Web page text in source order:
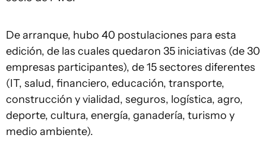
De arranque, hubo 40 postulaciones para esta
edición, de las cuales quedaron 35 iniciativas (de 30
empresas participantes), de 15 sectores diferentes
(IT, salud, financiero, educación, transporte,
construcción y vialidad, seguros, logística, agro,
deporte, cultura, energía, ganadería, turismo y
medio ambiente).